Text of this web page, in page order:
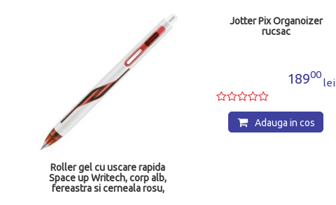
Roller gel cu uscare rapida
Space up Writech, corp alb,
fereastra si cerneala rosu,
Jotter Pix Organoizer
rucsac
18900
lei
Adauga in cos